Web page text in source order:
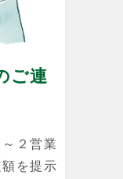
ご連
２営業
を提示